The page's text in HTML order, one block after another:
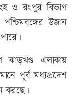
ও রংপুর বিভাগ
উজান
ঝাড়খণ্ড এলাকায়
পূর্ব মধ্যপ্রদেশ
করছে।